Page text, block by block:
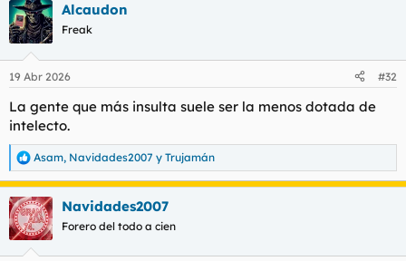
c
c
i
e
:
Alcaudon
Freak
19 Abr 2026 #32
La gente que más insulta suele ser la menos dotada de
intelecto.
R
e
a
c
c
i
Asam, Navidades2007 y Trujamán
Navidades2007
Forero del todo a cien